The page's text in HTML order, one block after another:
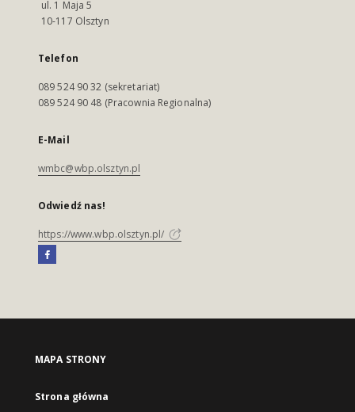
ul. 1 Maja 5
10-117 Olsztyn
Telefon
089 524 90 32 (sekretariat)
089 524 90 48 (Pracownia Regionalna)
E-Mail
wmbc@wbp.olsztyn.pl
Odwiedź nas!
https://www.wbp.olsztyn.pl/
MAPA STRONY
Strona główna